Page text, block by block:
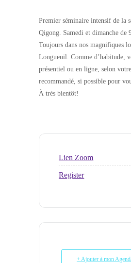
Premier séminaire intensif de la
Qigong. Samedi et dimanche de
Toujours dans nos magnifiques
Longueuil. Comme d’habitude,
présentiel ou en ligne, selon
recommandé, si possible pour
À très bientôt!
Lien Zoom
Register
+ Ajouter à mon